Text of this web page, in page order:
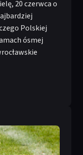
20 czerwca o
Polskiej
ósmej